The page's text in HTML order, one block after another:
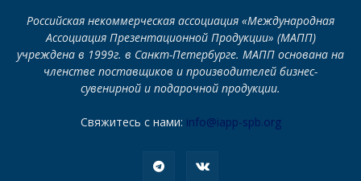
Российская некоммерческая ассоциация «Международная
Ассоциация Презентационной Продукции» (МАПП)
учреждена в 1999г. в Санкт-Петербурге. МАПП основана на
членстве поставщиков и производителей бизнес-
сувенирной и подарочной продукции.
Свяжитесь с нами: info@iapp-spb.org